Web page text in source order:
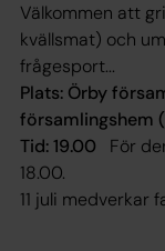
Välkommen att
kvällsmat) och
frågesport...
Plats: Örby
församlingshem
Tid: 19.00 För
18.00.
11 juli medverkar